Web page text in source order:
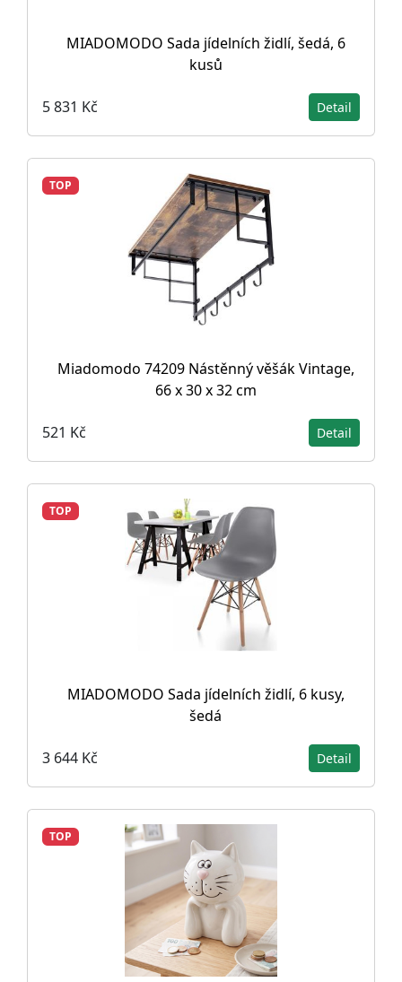
MIADOMODO Sada jídelních židlí, šedá, 6
kusů
5 831 Kč Detail
TOP
Miadomodo 74209 Nástěnný věšák Vintage,
66 x 30 x 32 cm
521 Kč Detail
TOP
MIADOMODO Sada jídelních židlí, 6 kusy,
šedá
3 644 Kč Detail
TOP